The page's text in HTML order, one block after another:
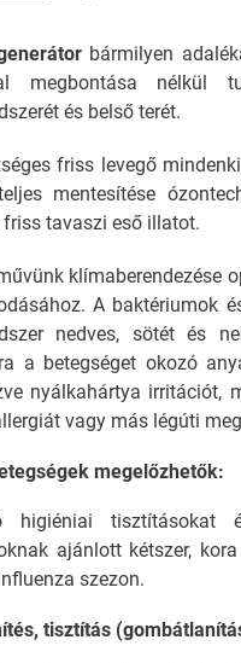
bármilyen
megbontása nélkül
és belső terét.
friss levegő
mentesítése
friss tavaszi eső illatot.
klímaberendezése
A baktériumok
nedves, sötét és
a betegséget okozó
nyálkahártya irritációt,
vagy más légúti
megelőzhetők:
higiéniai tisztításokat
ajánlott kétszer,
szezon.
tisztítás